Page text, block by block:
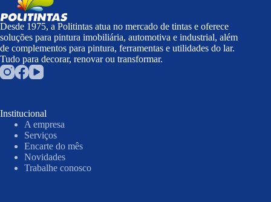
Desde 1975, a Politintas atua no mercado de tintas e oferece
soluções para pintura imobiliária, automotiva e industrial, além
de complementos para pintura, ferramentas e utilidades do lar.
Tudo para decorar, renovar ou transformar.
Institucional
A empresa
Serviços
Encarte do mês
Novidades
Trabalhe conosco